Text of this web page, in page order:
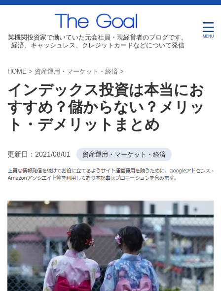
某機関投資家で働いていた元会社員・現経営者のブログです。
経済、キャッシュレス、クレジットカードなどについて発信
HOME > 資産運用・マーケット・経済 >
インデックス投資は本当にお
すすめ？儲からない？メリッ
ト・デメリットまとめ
更新日： 2021/08/01 資産運用・マーケット・経済